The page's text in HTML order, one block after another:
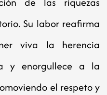
Su labor reafirma
viva la herencia
y enorgullece a la
el respeto y